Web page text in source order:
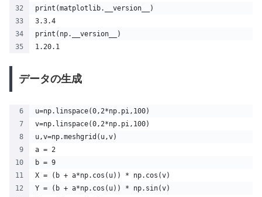
print(matplotlib.__version__)
3.3.4
print(np.__version__)
1.20.1
データの生成
u=np.linspace(0,2*np.pi,100)
v=np.linspace(0,2*np.pi,100)
u,v=np.meshgrid(u,v)
a = 2
b = 9
X = (b + a*np.cos(u)) * np.cos(v)
Y = (b + a*np.cos(u)) * np.sin(v)